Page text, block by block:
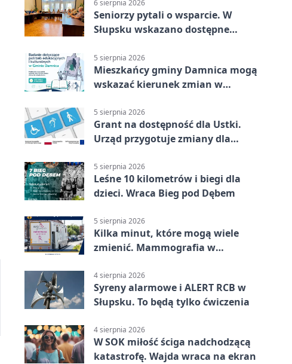
6 sierpnia 2026
Seniorzy pytali o wsparcie. W
Słupsku wskazano dostępne
5 sierpnia 2026
Mieszkańcy gminy Damnica mogą
wskazać kierunek zmian w
5 sierpnia 2026
Grant na dostępność dla Ustki.
Urząd przygotuje zmiany dla
5 sierpnia 2026
Leśne 10 kilometrów i biegi dla
dzieci. Wraca Bieg pod Dębem
5 sierpnia 2026
Kilka minut, które mogą wiele
zmienić. Mammografia w
4 sierpnia 2026
Syreny alarmowe i ALERT RCB w
Słupsku. To będą tylko ćwiczenia
4 sierpnia 2026
W SOK miłość ściga nadchodzącą
katastrofę. Wajda wraca na ekran